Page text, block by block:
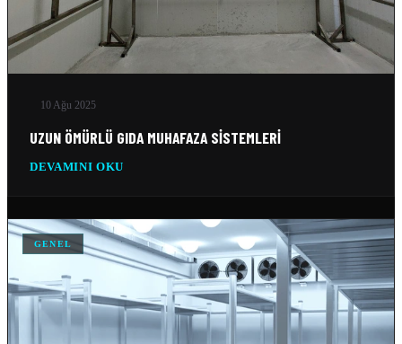
MOBIL SOĞUK ODA
11 Şub 2026
10 Şub 2026
TEKSTIL SOĞUTMA SISTEMLERI
VERI MERKEZI SOĞUTMA SISTEMLERI
10 Şub 2026
SILO SOĞUTMA SOĞUTMA SISTEMLERI
10 Şub 2026
10 Ağu 2025
UZUN ÖMÜRLÜ GIDA MUHAFAZA SISTEMLERI
DEVAMINI OKU
GENEL